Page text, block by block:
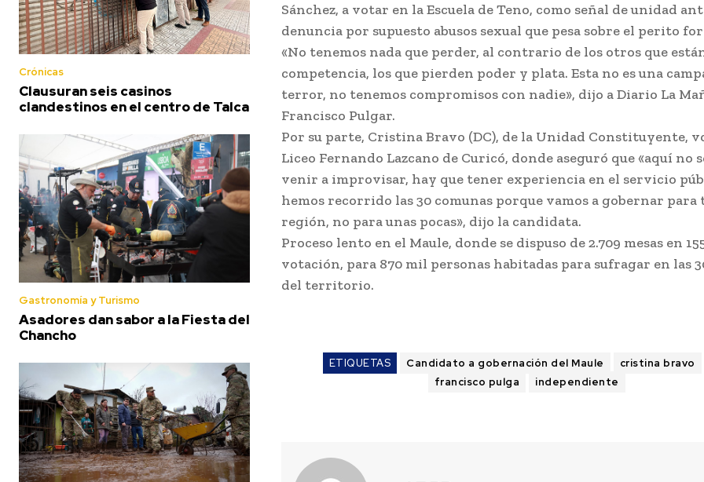
Crónicas
Clausuran seis casinos
clandestinos en el centro de Talca
Gastronomía y Turismo
Asadores dan sabor a la Fiesta del
Chancho
Sánchez, a votar en la Escuela de Teno, como señal de unidad
denuncia por supuesto abusos sexual que pesa sobre el perito
«No tenemos nada que perder, al contrario de los otros que
competencia, los que pierden poder y plata. Esta no es una
terror, no tenemos compromisos con nadie», dijo a Diario La
Francisco Pulgar.
Por su parte, Cristina Bravo (DC), de la Unidad Constituyente,
Liceo Fernando Lazcano de Curicó, donde aseguró que «aquí no
venir a improvisar, hay que tener experiencia en el servicio
hemos recorrido las 30 comunas porque vamos a gobernar para
región, no para unas pocas», dijo la candidata.
Proceso lento en el Maule, donde se dispuso de 2.709 mesas en
votación, para 870 mil personas habitadas para sufragar en las
del territorio.
ETIQUETAS Candidato a gobernación del Maule
cristina bravo
francisco pulga
independiente